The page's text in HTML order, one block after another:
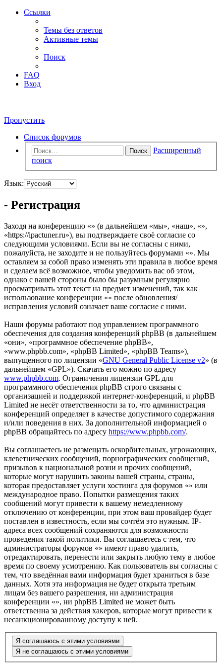
Ссылки
Темы без ответов
Активные темы
Поиск
FAQ
Вход
Пропустить
Список форумов
Поиск
Расширенный
поиск
Язык:
- Регистрация
Заходя на конференцию «» (в дальнейшем «мы», «наш», «»,
«https://ipactuner.ru»), вы подтверждаете своё согласие со
следующими условиями. Если вы не согласны с ними,
пожалуйста, не заходите и не пользуйтесь форумами «». Мы
оставляем за собой право изменять эти правила в любое время
и сделаем всё возможное, чтобы уведомить вас об этом,
однако с вашей стороны было бы разумным регулярно
просматривать этот текст на предмет изменений, так как
использование конференции «» после обновления/
исправления условий означает ваше согласие с ними.
Наши форумы работают под управлением программного
обеспечения для создания конференций phpBB (в дальнейшем
«они», «программное обеспечение phpBB»,
«www.phpbb.com», «phpBB Limited», «phpBB Teams»),
выпущенного по лицензии «GNU General Public License v2» (в
дальнейшем «GPL»). Скачать его можно по адресу
www.phpbb.com. Ограничения лицензии GPL для
программного обеспечения phpBB строго связаны с
организацией и поддержкой интернет-конференций, и phpBB
Limited не несёт ответственности за то, что администрация
конференций определяет в качестве допустимого содержания
и/или поведения в них. За дополнительной информацией о
phpBB обращайтесь по адресу https://www.phpbb.com/.
Вы соглашаетесь не размещать оскорбительных, угрожающих,
клеветнических сообщений, порнографических сообщений,
призывов к национальной розни и прочих сообщений,
которые могут нарушить законы вашей страны, страны,
которая предоставляет услуги хостинга для форумов «» или
международное право. Попытки размещения таких
сообщений могут привести к вашему немедленному
отключению от конференции, при этом ваш провайдер будет
поставлен в известность, если мы сочтём это нужным. IP-
адреса всех сообщений сохраняются для возможности
проведения такой политики. Вы соглашаетесь с тем, что
администраторы форумов «» имеют право удалить,
отредактировать, перенести или закрыть любую тему в любое
время по своему усмотрению. Как пользователь вы согласны с
тем, что введённая вами информация будет храниться в базе
данных. Хотя эта информация не будет открыта третьим
лицам без вашего разрешения, ни администрация
конференции «», ни phpBB Limited не может быть
ответственна за действия хакеров, которые могут привести к
несанкционированному доступу к ней.